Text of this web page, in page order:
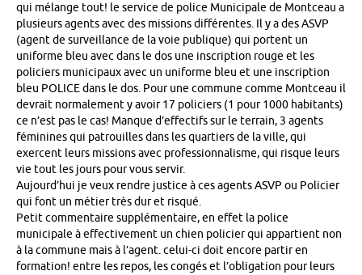
qui mélange tout! le service de police Municipale de Montceau a
plusieurs agents avec des missions différentes. Il y a des ASVP
(agent de surveillance de la voie publique) qui portent un
uniforme bleu avec dans le dos une inscription rouge et les
policiers municipaux avec un uniforme bleu et une inscription
bleu POLICE dans le dos. Pour une commune comme Montceau il
devrait normalement y avoir 17 policiers (1 pour 1000 habitants)
ce n’est pas le cas! Manque d’effectifs sur le terrain, 3 agents
féminines qui patrouilles dans les quartiers de la ville, qui
exercent leurs missions avec professionnalisme, qui risque leurs
vie tout les jours pour vous servir.
Aujourd’hui je veux rendre justice à ces agents ASVP ou Policier
qui font un métier très dur et risqué.
Petit commentaire supplémentaire, en effet la police
municipale à effectivement un chien policier qui appartient non
à la commune mais à l’agent. celui-ci doit encore partir en
formation! entre les repos, les congés et l’obligation pour leurs